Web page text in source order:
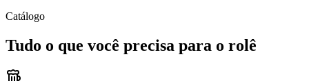
Catálogo
Tudo o que você precisa para o rolê